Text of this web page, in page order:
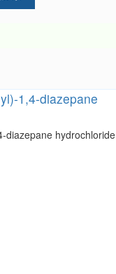
1,4-diazepane
diazepane hydrochloride